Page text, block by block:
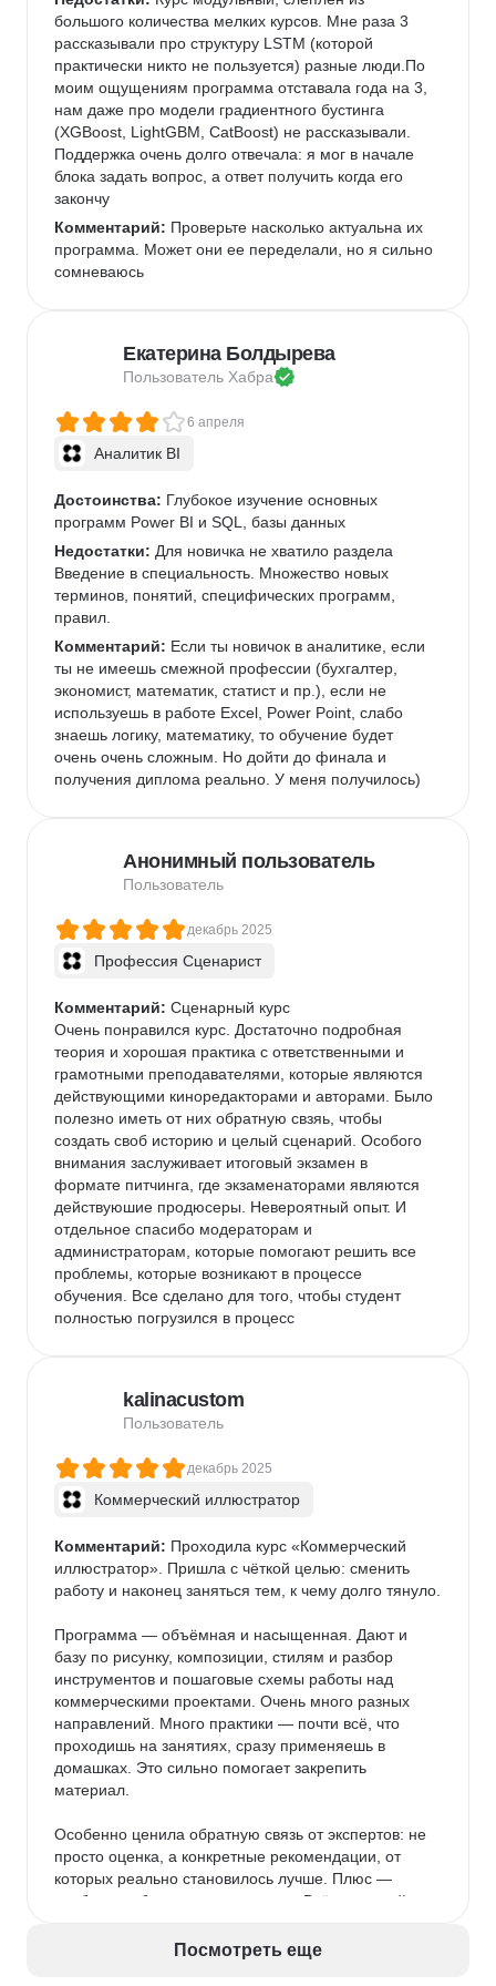
большого количества мелких курсов. Мне раза 3
рассказывали про структуру LSTM (которой
практически никто не пользуется) разные люди.По
моим ощущениям программа отставала года на 3,
нам даже про модели градиентного бустинга
(XGBoost, LightGBM, CatBoost) не рассказывали.
Поддержка очень долго отвечала: я мог в начале
блока задать вопрос, а ответ получить когда его
закончу
Комментарий: Проверьте насколько актуальна их
программа. Может они ее переделали, но я сильно
сомневаюсь
Екатерина Болдырева
Пользователь Хабра
6 апреля
Аналитик BI
Достоинства: Глубокое изучение основных
программ Power BI и SQL, базы данных
Недостатки: Для новичка не хватило раздела
Введение в специальность. Множество новых
терминов, понятий, специфических программ,
правил.
Комментарий: Если ты новичок в аналитике, если
ты не имеешь смежной профессии (бухгалтер,
экономист, математик, статист и пр.), если не
используешь в работе Excel, Power Point, слабо
знаешь логику, математику, то обучение будет
очень очень сложным. Но дойти до финала и
получения диплома реально. У меня получилось)
Анонимный пользователь
Пользователь
декабрь 2025
Профессия Сценарист
Комментарий: Сценарный курс
Очень понравился курс. Достаточно подробная
теория и хорошая практика с ответственными и
грамотными преподавателями, которые являются
действующими киноредакторами и авторами. Было
полезно иметь от них обратную свзяь, чтобы
создать своб историю и целый сценарий. Особого
внимания заслуживает итоговый экзамен в
формате питчинга, где экзаменаторами являются
действуюшие продюсеры. Невероятный опыт. И
отдельное спасибо модераторам и
администраторам, которые помогают решить все
проблемы, которые возникают в процессе
обучения. Все сделано для того, чтобы студент
полностью погрузился в процесс
kalinacustom
Пользователь
декабрь 2025
Коммерческий иллюстратор
Комментарий: Проходила курс «Коммерческий
иллюстратор». Пришла с чёткой целью: сменить
работу и наконец заняться тем, к чему долго тянуло.
Программа — объёмная и насыщенная. Дают и
базу по рисунку, композиции, стилям и разбор
инструментов и пошаговые схемы работы над
коммерческими проектами. Очень много разных
направлений. Много практики — почти всё, что
проходишь на занятиях, сразу применяешь в
домашках. Это сильно помогает закрепить
материал.
Особенно ценила обратную связь от экспертов: не
просто оценка, а конкретные рекомендации, от
которых реально становилось лучше. Плюс —
удобное мобильное приложение. Всё под рукой:
впереди. Да и выглядит приятно — не ломает глаз.
Посмотреть еще